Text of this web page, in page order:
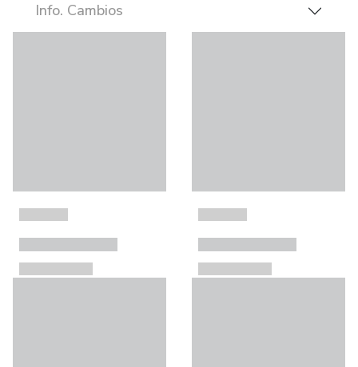
Info. Cambios